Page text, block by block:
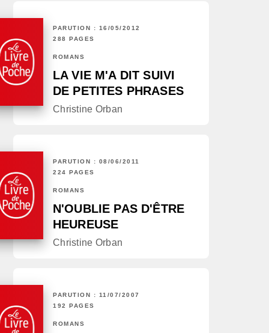
PARUTION : 16/05/2012
288 PAGES
ROMANS
LA VIE M'A DIT SUIVI
DE PETITES PHRASES
Christine Orban
PARUTION : 08/06/2011
224 PAGES
ROMANS
N'OUBLIE PAS D'ÊTRE
HEUREUSE
Christine Orban
PARUTION : 11/07/2007
192 PAGES
ROMANS